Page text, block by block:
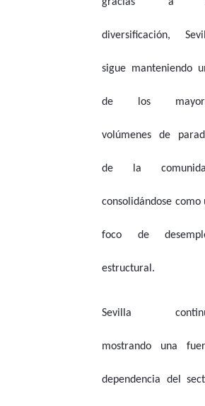
diversificación,
sigue manteniendo
de los
volúmenes de
de la
consolidándose como
foco de
estructural.
Sevilla
mostrando una
dependencia del